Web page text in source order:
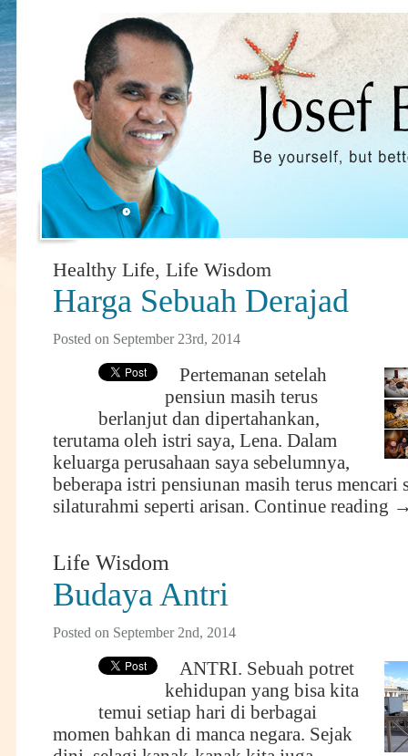
Healthy Life, Life Wisdom
Harga Sebuah Derajad
Posted on September 23rd, 2014
Pertemanan setelah
pensiun masih terus
berlanjut dan dipertahankan,
terutama oleh istri saya, Lena. Dalam
keluarga perusahaan saya sebelumnya,
beberapa istri pensiunan masih terus mencari
silaturahmi seperti arisan. Continue reading
Life Wisdom
Budaya Antri
Posted on September 2nd, 2014
ANTRI. Sebuah potret
kehidupan yang bisa kita
temui setiap hari di berbagai
momen bahkan di manca negara. Sejak